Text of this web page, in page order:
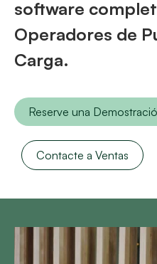
software
Operadores de
Carga.
Reserve una
Contacte a Ventas